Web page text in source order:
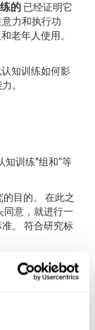
的 已经证明它
力和执行功
老年人使用。
知训练如何影
。
知训练”组和“等
目的。 在此之
同意，就进行一
。 符合研究标
评估和步调评
准而被淘汰: